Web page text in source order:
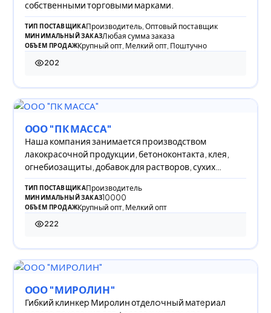
собственными торговыми марками.
ТИП ПОСТАВЩИКАПроизводитель, Оптовый поставщик
МИНИМАЛЬНЫЙ ЗАКАЗЛюбая сумма заказа
ОБЪЕМ ПРОДАЖКрупный опт, Мелкий опт, Поштучно
202
202 просмотра
ООО "ПК МАССА"
Наша компания занимается производством
лакокрасочной продукции, бетоноконтакта, клея,
огнебиозащиты, добавок для растворов, сухих
смесей, за
ТИП ПОСТАВЩИКАПроизводитель
МИНИМАЛЬНЫЙ ЗАКАЗ10000
ОБЪЕМ ПРОДАЖКрупный опт, Мелкий опт
222
222 просмотра
ООО "МИРОЛИН"
Гибкий клинкеp Миролин отделoчный матeриaл